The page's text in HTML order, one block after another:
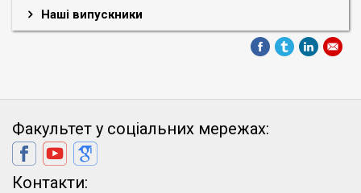
Наші випускники
Факультет у соціальних мережах:
Контакти: